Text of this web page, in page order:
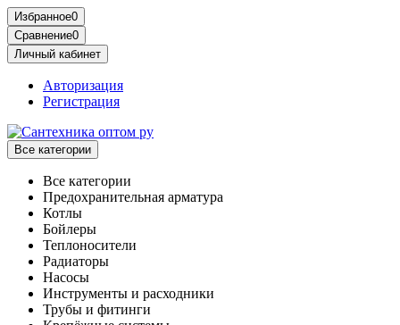
Избранное0
Сравнение0
Личный кабинет
Авторизация
Регистрация
Все категории
Все категории
Предохранительная арматура
Котлы
Бойлеры
Теплоносители
Радиаторы
Насосы
Инструменты и расходники
Трубы и фитинги